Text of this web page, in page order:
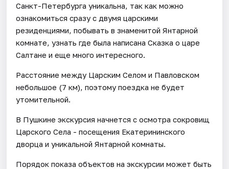
Санкт-Петербурга уникальна, так как можно
ознакомиться сразу с двумя царскими
резиденциями, побывать в знаменитой Янтарной
комнате, узнать где была написана Сказка о царе
Салтане и еще много интересного.
Расстояние между Царским Селом и Павловском
небольшое (7 км), поэтому поездка не будет
утомительной.
В Пушкине экскурсия начнется с осмотра сокровищ
Царского Села - посещения Екатерининского
дворца и уникальной Янтарной комнаты.
Порядок показа объектов на экскурсии может быть